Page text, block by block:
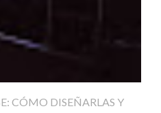
CÓMO DISEÑARLAS Y